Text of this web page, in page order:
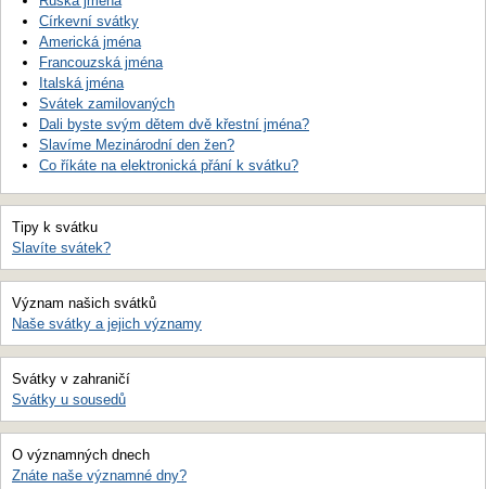
Církevní svátky
Americká jména
Francouzská jména
Italská jména
Svátek zamilovaných
Dali byste svým dětem dvě křestní jména?
Slavíme Mezinárodní den žen?
Co říkáte na elektronická přání k svátku?
Tipy k svátku
Slavíte svátek?
Význam našich svátků
Naše svátky a jejich významy
Svátky v zahraničí
Svátky u sousedů
O významných dnech
Znáte naše významné dny?